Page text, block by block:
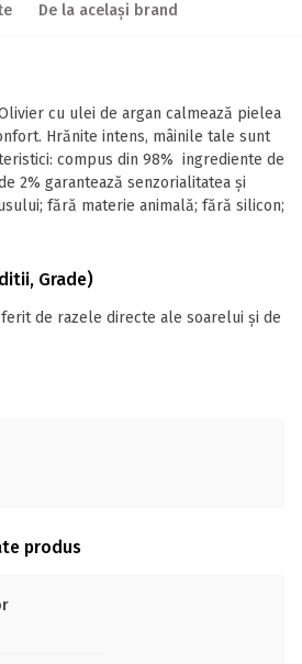
De la același brand
cu ulei de argan calmează pielea
Hrănite intens, mâinile tale sunt
compus din 98% ingrediente de
2% garantează senzorialitatea și
fără materie animală; fără silicon;
Grade)
de razele directe ale soarelui și de
produs